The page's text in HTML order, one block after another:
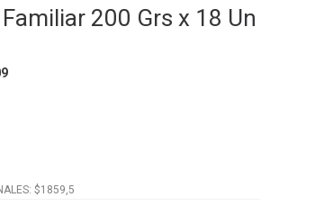
200 Grs x 18 Un
$1859,5